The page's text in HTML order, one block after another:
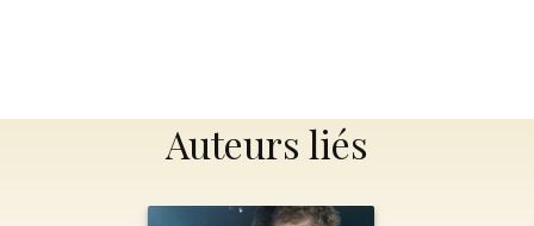
Auteurs liés